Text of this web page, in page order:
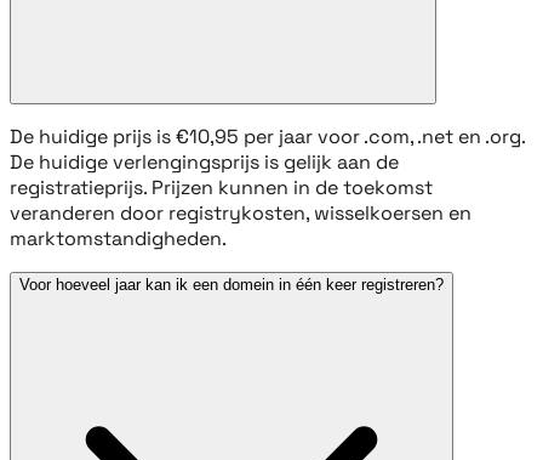
De huidige prijs is €10,95 per jaar voor .com, .net en .org.
De huidige verlengingsprijs is gelijk aan de
registratieprijs. Prijzen kunnen in de toekomst
veranderen door registrykosten, wisselkoersen en
marktomstandigheden.
Voor hoeveel jaar kan ik een domein in één keer registreren?